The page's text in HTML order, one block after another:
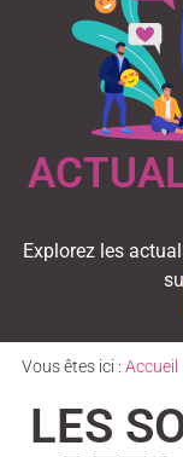
Explorez les
Vous êtes ici : Accueil
LES